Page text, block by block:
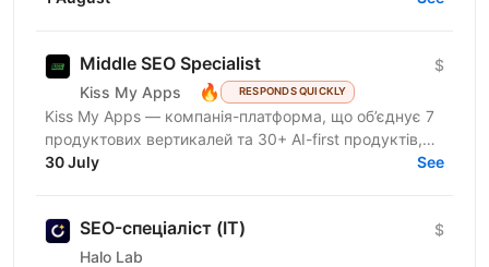
Middle SEO Specialist
Kiss My Apps 🔥 RESPONDS QUICKLY
$
Kiss My Apps — компанія-платформа, що об’єднує 7
продуктових вертикалей та 30+ AI-first продуктів,
100+ мільйонів користувачів, власну екосистему...
30 July See
SEO-спеціаліст (IT)
Halo Lab
$